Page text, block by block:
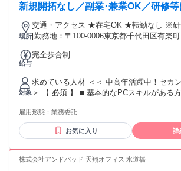
ウンセラー、キャリアコンサルタントの資
「調整」してきたご経験が活かせます！ 「いままではフルタ
イムで仕事優先で働いてきたけど、 これからはプライベート
てが落ち着いて、久しぶりに仕事を再開し
く”を一緒に実現させましょう！！
新規開拓なし／副業･兼業OK／研修
場所
交通・アクセス ★在宅OK ★転勤なし ※研
宿区西新宿」への出社あり
[勤務地：〒100-0006東京都千代田区有楽町]
給与
完全歩合制
対象
求めている人材 ＜＜ 中高年活躍中！セカ
＞ 【 必須 】 ■ 基本的なPCスキルがある方 ■ 業務で使用可能
ご経験 ■ 金融･保険業界のご経験 ■ 販売･接
ご経験 ■ 無形商材･無形サービスを扱った
販売促進を担当したご経験 ■ オフィスワー
＿.＿.＿.＿.＿.＿.＿ ✅ 人と関わる仕事がしたい ✅ 独立して稼
雇用形態： 業務委託
お気に入り 詳
株式会社アンドパッド 天翔オフィス 水道橋